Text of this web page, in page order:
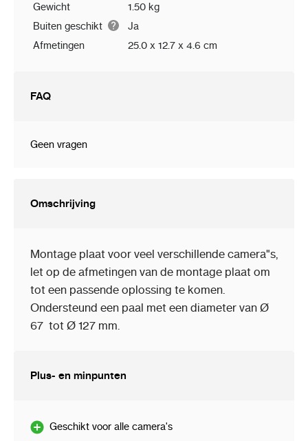
Gewicht
1.50 kg
Buiten geschikt
Ja
Afmetingen
25.0 x 12.7 x 4.6 cm
FAQ
Geen vragen
Omschrijving
Montage plaat voor veel verschillende camera"s,
let op de afmetingen van de montage plaat om
tot een passende oplossing te komen.
Ondersteund een paal met een diameter van Ø
67 tot Ø 127 mm.
Plus- en minpunten
Geschikt voor alle camera's